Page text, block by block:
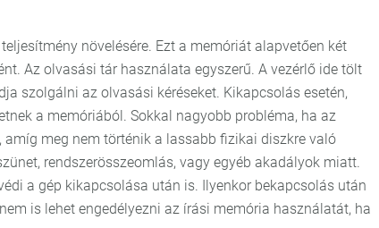
növelésére. Ezt a memóriát alapvetően két
Az olvasási tár használata egyszerű. A vezérlő ide tölt
szolgálni az olvasási kéréseket. Kikapcsolás esetén,
a memóriából. Sokkal nagyobb probléma, ha az
meg nem történik a lassabb fizikai diszkre való
rendszerösszeomlás, vagy egyéb akadályok miatt.
a gép kikapcsolása után is. Ilyenkor bekapcsolás után
is lehet engedélyezni az írási memória használatát, ha